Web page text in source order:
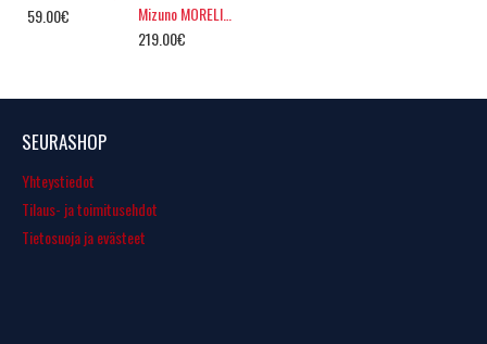
59.00€
Mizuno MORELIA NEO IV Β ELITE, AG
219.00€
SEURASHOP
Yhteystiedot
Tilaus- ja toimitusehdot
Tietosuoja ja evästeet